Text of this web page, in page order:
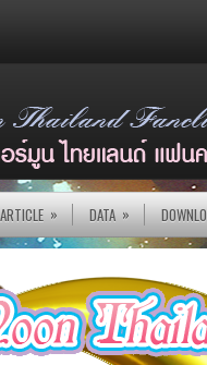
ARTICLE » DATA »